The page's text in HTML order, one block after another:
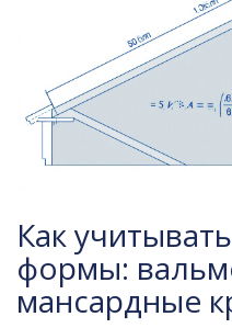
Как
формы:
мансардные